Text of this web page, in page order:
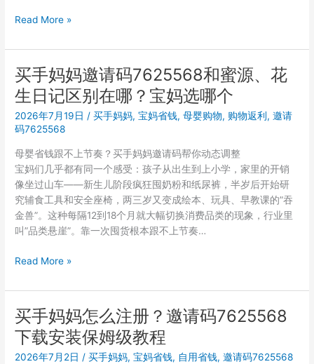
底
什
么
样
的
宝
妈？
买
妈
妈
邀
请
码
7625568
册
后
退
款
对
返
有
影
响
Read More »
买手妈妈邀请码7625568和蜜源、花
生日记区别在哪？宝妈选哪个
2026年7月19日/买手妈妈,宝妈省钱,母婴购物, 购物返利 ,邀请
码7625568
母婴省钱跟不上节奏？买手妈妈邀请码帮你动态调整
宝妈们几乎都有同一个感受：孩子从出生到上小学，家里的开销
像坐过山车——新生儿阶段疯狂囤奶粉和纸尿裤，半岁后开始研
究辅食工具和安全座椅，两三岁又变成绘本、玩具、早教课的”吞
金兽”。这种每隔12到18个月就大幅切换消费品类的现象，行业里
叫”品类悬崖”。靠一次囤货根本跟不上节奏…
买
妈
妈
邀
请
码
Read More »
买手妈妈怎么注册？邀请码7625568
下载安装保姆级教程
2026年7月2日/买手妈妈,宝妈省钱, 自用省钱,邀请码7625568